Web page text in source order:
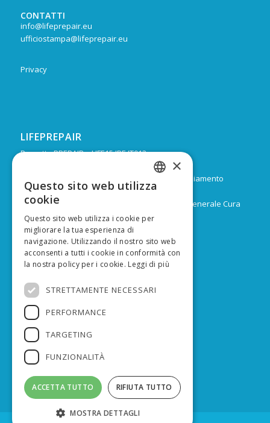
CONTATTI
info@lifeprepair.eu
ufficiostampa@lifeprepair.eu
Privacy
LIFEPREPAIR
Progetto PREPAIR – LIFE15 IPE IT013
Durata: Febbraio 2017 – Dicembre 2024
Budget: 16.805.939 € di cui 9.974.624 di co-finanziamento
europeo
Capofila: Regione Emilia-Romagna, Direzione Generale Cura
del territorio e dell’ambiente
FINANZIATO DA
ITALIAN
×
Questo sito web utilizza
cookie
Questo sito web utilizza i cookie per
migliorare la tua esperienza di
navigazione. Utilizzando il nostro sito web
acconsenti a tutti i cookie in conformità con
la nostra policy per i cookie. Leggi di più
STRETTAMENTE NECESSARI
PERFORMANCE
TARGETING
FUNZIONALITÀ
ACCETTA TUTTO RIFIUTA TUTTO
MOSTRA DETTAGLI